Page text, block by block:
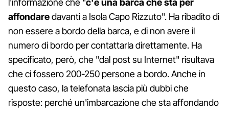
l'informazione che "c'è una barca che sta per
affondaredavanti a Isola Capo Rizzuto". Ha ribadito di
non essere a bordo della barca, e di non avere il
numero di bordo per contattarla direttamente. Ha
specificato, però, che "dal post su Internet" risultava
che ci fossero 200-250 persone a bordo. Anche in
questo caso, la telefonata lascia più dubbi che
risposte: perché un'imbarcazione che sta affondando